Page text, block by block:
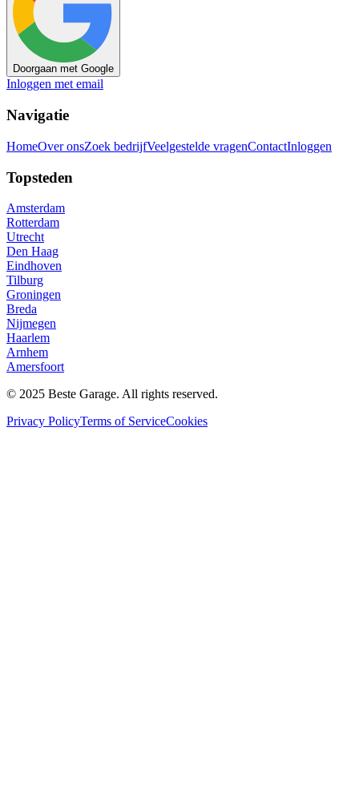
Doorgaan met Google
Inloggen met email
Navigatie
HomeOver onsZoek bedrijfVeelgestelde vragenContactInloggen
Topsteden
Amsterdam
Rotterdam
Utrecht
Den Haag
Eindhoven
Tilburg
Groningen
Breda
Nijmegen
Haarlem
Arnhem
Amersfoort
© 2025 Beste Garage. All rights reserved.
Privacy PolicyTerms of ServiceCookies